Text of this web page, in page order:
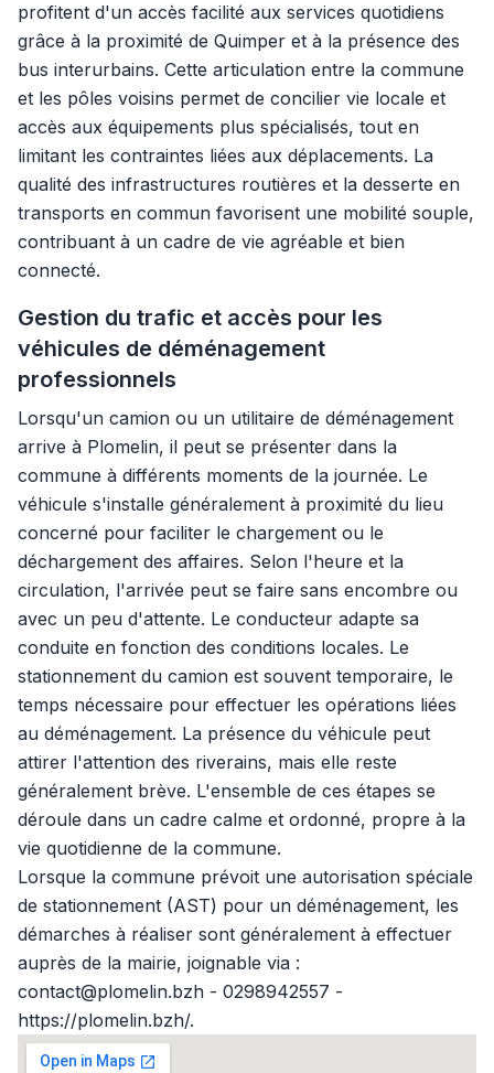
profitent d'un accès facilité aux services quotidiens
grâce à la proximité de Quimper et à la présence des
bus interurbains. Cette articulation entre la commune
et les pôles voisins permet de concilier vie locale et
accès aux équipements plus spécialisés, tout en
limitant les contraintes liées aux déplacements. La
qualité des infrastructures routières et la desserte en
transports en commun favorisent une mobilité souple,
contribuant à un cadre de vie agréable et bien
connecté.
Gestion du trafic et accès pour les
véhicules de déménagement
professionnels
Lorsqu'un camion ou un utilitaire de déménagement
arrive à Plomelin, il peut se présenter dans la
commune à différents moments de la journée. Le
véhicule s'installe généralement à proximité du lieu
concerné pour faciliter le chargement ou le
déchargement des affaires. Selon l'heure et la
circulation, l'arrivée peut se faire sans encombre ou
avec un peu d'attente. Le conducteur adapte sa
conduite en fonction des conditions locales. Le
stationnement du camion est souvent temporaire, le
temps nécessaire pour effectuer les opérations liées
au déménagement. La présence du véhicule peut
attirer l'attention des riverains, mais elle reste
généralement brève. L'ensemble de ces étapes se
déroule dans un cadre calme et ordonné, propre à la
vie quotidienne de la commune.
Lorsque la commune prévoit une autorisation spéciale
de stationnement (AST) pour un déménagement, les
démarches à réaliser sont généralement à effectuer
auprès de la mairie, joignable via :
contact@plomelin.bzh - 0298942557 -
https://plomelin.bzh/.